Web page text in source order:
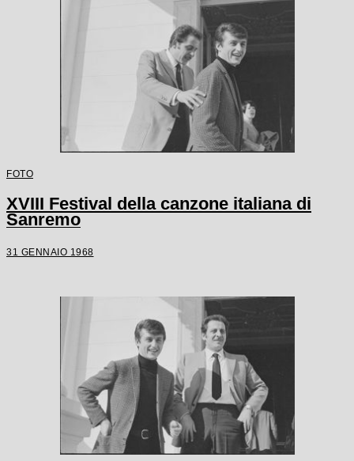
FOTO
XVIII Festival della canzone italiana di
Sanremo
31 GENNAIO 1968